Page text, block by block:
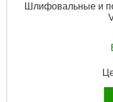
Шлифовальные и